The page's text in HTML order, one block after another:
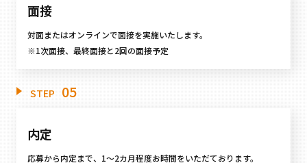
面接
対面またはオンラインで面接を実施いたします。
※1次面接、最終面接と2回の面接予定
STEP 05
内定
応募から内定まで、1～2カ月程度お時間をいただております。